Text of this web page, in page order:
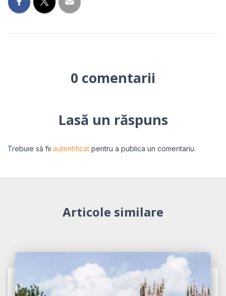
0 comentarii
Lasă un răspuns
Trebuie să fii autentificat pentru a publica un comentariu.
Articole similare